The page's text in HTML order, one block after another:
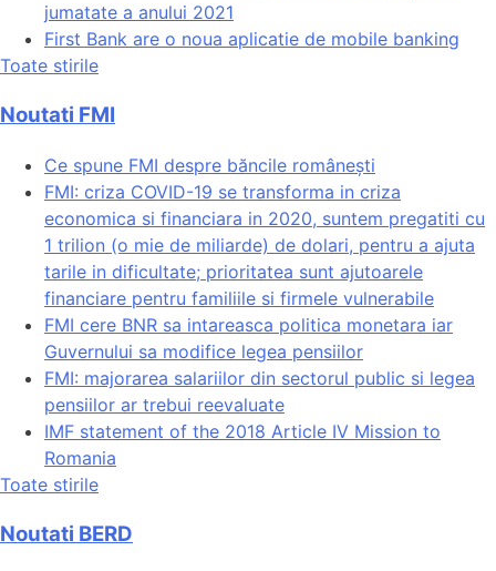
jumatate a anului 2021
First Bank are o noua aplicatie de mobile banking
Toate stirile
Noutati FMI
Ce spune FMI despre băncile românești
FMI: criza COVID-19 se transforma in criza
economica si financiara in 2020, suntem pregatiti cu
1 trilion (o mie de miliarde) de dolari, pentru a ajuta
tarile in dificultate; prioritatea sunt ajutoarele
financiare pentru familiile si firmele vulnerabile
FMI cere BNR sa intareasca politica monetara iar
Guvernului sa modifice legea pensiilor
FMI: majorarea salariilor din sectorul public si legea
pensiilor ar trebui reevaluate
IMF statement of the 2018 Article IV Mission to
Romania
Toate stirile
Noutati BERD